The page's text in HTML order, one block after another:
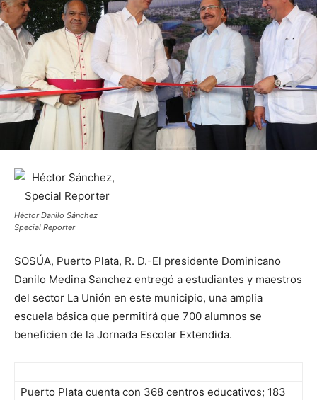
Héctor Danilo Sánchez
Special Reporter
SOSÚA, Puerto Plata, R. D.-El presidente Dominicano
Danilo Medina Sanchez entregó a estudiantes y maestros
del sector La Unión en este municipio, una amplia
escuela básica que permitirá que 700 alumnos se
beneficien de la Jornada Escolar Extendida.
Puerto Plata cuenta con 368 centros educativos; 183